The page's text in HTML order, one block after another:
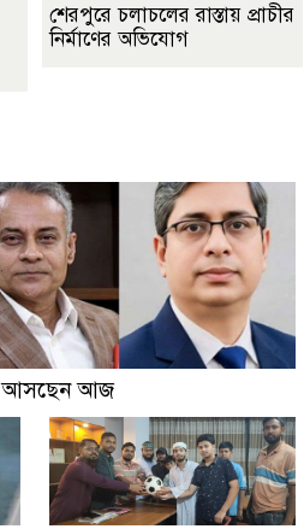
শেরপুরে চলাচলের রাস্তায় প্রাচীর
নির্মাণের অভিযোগ
আসছেন আজ